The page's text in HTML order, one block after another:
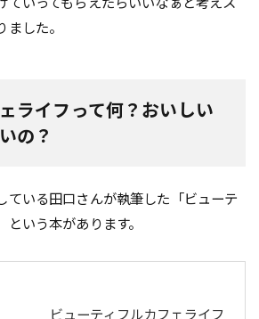
した。
ライフって何？おいしい
の？
ている田口さんが執筆した「ビューテ
いう本があります。
ビューティフルカフェライフ